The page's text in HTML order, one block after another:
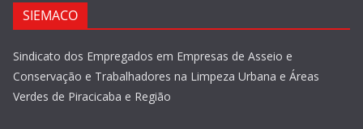
SIEMACO
Sindicato dos Empregados em Empresas de Asseio e
Conservação e Trabalhadores na Limpeza Urbana e Áreas
Verdes de Piracicaba e Região